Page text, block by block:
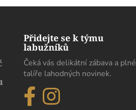
Přidejte se k týmu
labužníků
Čeká vás delikátní zábava a plné
talíře lahodných novinek.